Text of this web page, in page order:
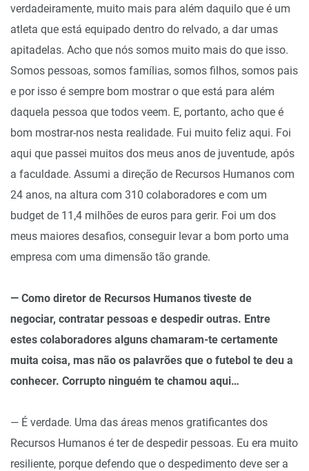
verdadeiramente, muito mais para além daquilo que é um
atleta que está equipado dentro do relvado, a dar umas
apitadelas. Acho que nós somos muito mais do que isso.
Somos pessoas, somos famílias, somos filhos, somos pais
e por isso é sempre bom mostrar o que está para além
daquela pessoa que todos veem. E, portanto, acho que é
bom mostrar-nos nesta realidade. Fui muito feliz aqui. Foi
aqui que passei muitos dos meus anos de juventude, após
a faculdade. Assumi a direção de Recursos Humanos com
24 anos, na altura com 310 colaboradores e com um
budget de 11,4 milhões de euros para gerir. Foi um dos
meus maiores desafios, conseguir levar a bom porto uma
empresa com uma dimensão tão grande.
— Como diretor de Recursos Humanos tiveste de
negociar, contratar pessoas e despedir outras. Entre
estes colaboradores alguns chamaram-te certamente
muita coisa, mas não os palavrões que o futebol te deu a
conhecer. Corrupto ninguém te chamou aqui…
— É verdade. Uma das áreas menos gratificantes dos
Recursos Humanos é ter de despedir pessoas. Eu era muito
resiliente, porque defendo que o despedimento deve ser a